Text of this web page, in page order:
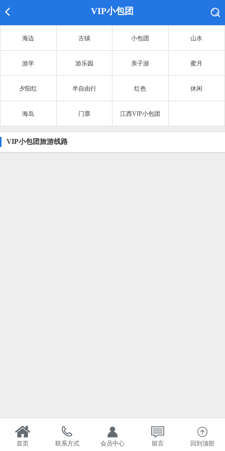
VIP小包团
海边 古镇 小包团 山水
游学 游乐园 亲子游 蜜月
夕阳红 半自由行 红色 休闲
海岛 门票 江西VIP小包团
VIP小包团旅游线路
首页 联系方式 会员中心 留言 回到顶部